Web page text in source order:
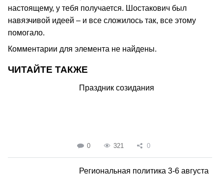
настоящему, у тебя получается. Шостакович был
навязчивой идеей – и все сложилось так, все этому
помогало.
Комментарии для элемента не найдены.
ЧИТАЙТЕ ТАКЖЕ
Праздник созидания
0 321 0
Региональная политика 3-6 августа